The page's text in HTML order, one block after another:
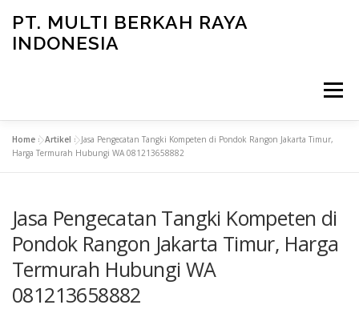
content
PT. MULTI BERKAH RAYA
INDONESIA
Menu
CONTACT
Home »Artikel »Jasa Pengecatan Tangki Kompeten di Pondok Rangon Jakarta Timur,
Harga Termurah Hubungi WA 081213658882
Jasa Pengecatan Tangki Kompeten di
Pondok Rangon Jakarta Timur, Harga
Termurah Hubungi WA
081213658882